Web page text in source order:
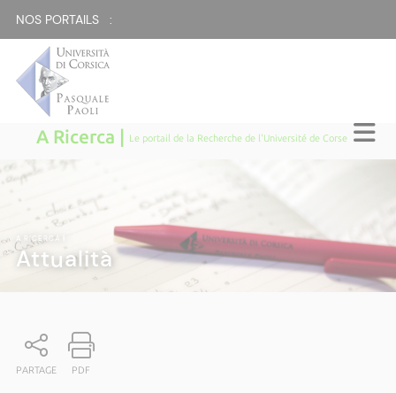
NOS PORTAILS :
A Ricerca | Le portail de la Recherche de l'Université de Corse
A RICERCA
Attualità
PARTAGE PDF